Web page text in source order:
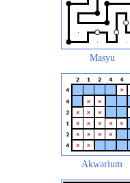
Masyu
Akwarium